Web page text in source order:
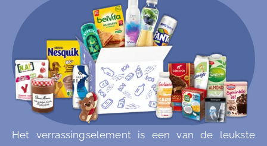
Het verrassingselement is een van de leukste